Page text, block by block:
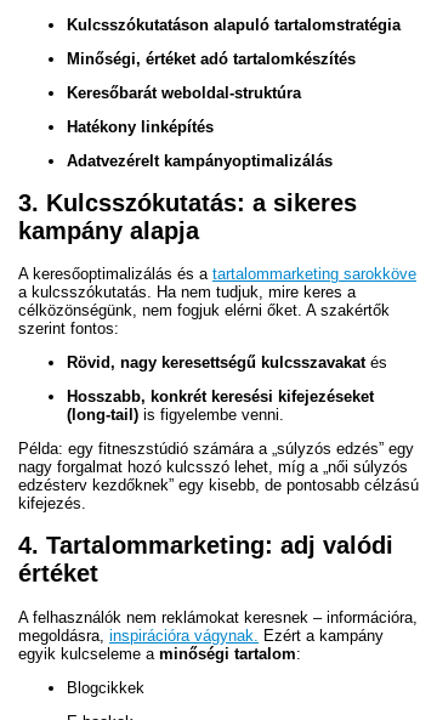
Kulcsszókutatáson alapuló tartalomstratégia
Minőségi, értéket adó tartalomkészítés
Keresőbarát weboldal-struktúra
Hatékony linképítés
Adatvezérelt kampányoptimalizálás
3. Kulcsszókutatás: a sikeres
kampány alapja
A keresőoptimalizálás és a tartalommarketing sarokköve
a kulcsszókutatás. Ha nem tudjuk, mire keres a
célközönségünk, nem fogjuk elérni őket. A szakértők
szerint fontos:
Rövid, nagy keresettségű kulcsszavakatés
Hosszabb, konkrét keresési kifejezéseket
(long-tail) is figyelembe venni.
Példa: egy fitneszstúdió számára a „súlyzós edzés” egy
nagy forgalmat hozó kulcsszó lehet, míg a „női súlyzós
edzésterv kezdőknek” egy kisebb, de pontosabb célzású
kifejezés.
4. Tartalommarketing: adj valódi
értéket
A felhasználók nem reklámokat keresnek – információra,
megoldásra, inspirációra vágynak.
Ezért a kampány
egyik kulcseleme a minőségi tartalom:
Blogcikkek